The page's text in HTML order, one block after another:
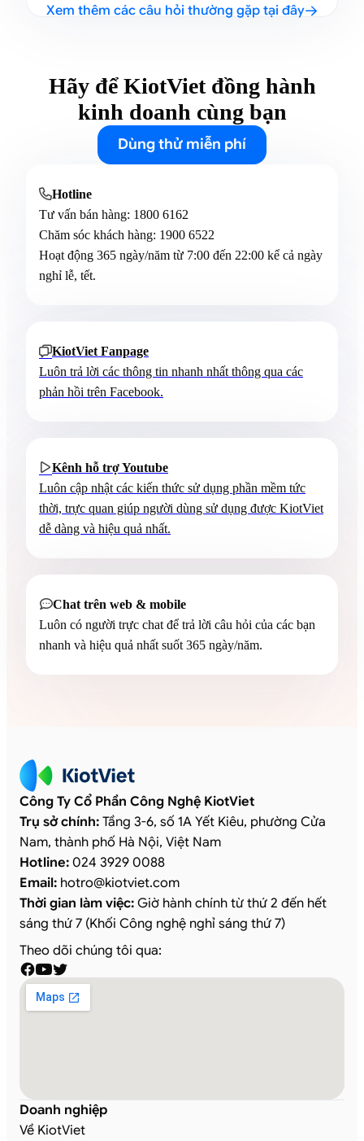
tay thì hệ thống cũng cảnh báo để
Hệ thống sẽ tự động chia hoa hồng
không phải tính tay.
Xem thêm các câu hỏi thường gặp tại đây
Hãy để KiotViet đồng hành
kinh doanh cùng bạn
Dùng thử miễn phí
Hotline
Tư vấn bán hàng: 1800 6162
Chăm sóc khách hàng: 1900 6522
Hoạt động 365 ngày/năm từ 7:00 đến 22:00 kể cả ngày
nghỉ lễ, tết.
KiotViet Fanpage
Luôn trả lời các thông tin nhanh nhất thông qua các
phản hồi trên Facebook.
Kênh hỗ trợ Youtube
Luôn cập nhật các kiến thức sử dụng phần mềm tức
thời, trực quan giúp người dùng sử dụng được KiotViet
dễ dàng và hiệu quả nhất.
Chat trên web & mobile
Luôn có người trực chat để trả lời câu hỏi của các bạn
nhanh và hiệu quả nhất suốt 365 ngày/năm.
Công Ty Cổ Phần Công Nghệ KiotViet
Trụ sở chính: Tầng 3-6, số 1A Yết Kiêu, phường Cửa
Nam, thành phố Hà Nội, Việt Nam
Hotline: 024 3929 0088
Email: hotro@kiotviet.com
Thời gian làm việc: Giờ hành chính từ thứ 2 đến hết
sáng thứ 7 (Khối Công nghệ nghỉ sáng thứ 7)
Theo dõi chúng tôi qua:
Doanh nghiệp
Về KiotViet